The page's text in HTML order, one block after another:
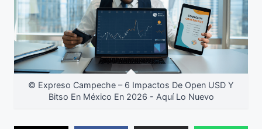
© Expreso Campeche – 6 Impactos De Open USD Y
Bitso En México En 2026 - Aquí Lo Nuevo